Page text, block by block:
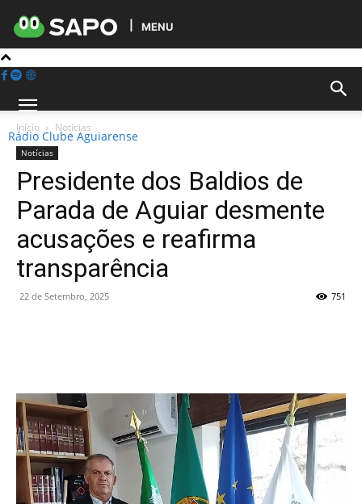
MENU
Rádio Clube Aguiarense
Início Notícias
Notícias
Presidente dos Baldios de
Parada de Aguiar desmente
acusações e reafirma
transparência
22 de Setembro, 2025 751